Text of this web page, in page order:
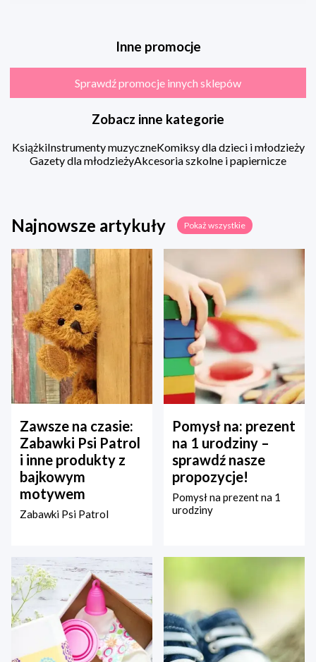
Inne promocje
Sprawdź promocje innych sklepów
Zobacz inne kategorie
KsiążkiInstrumenty muzyczneKomiksy dla dzieci i młodzieży
Gazety dla młodzieżyAkcesoria szkolne i papiernicze
Najnowsze artykuły Pokaż wszystkie
Zawsze na czasie:
Zabawki Psi Patrol
i inne produkty z
bajkowym
motywem
Zabawki Psi Patrol
Pomysł na: prezent
na 1 urodziny –
sprawdź nasze
propozycje!
Pomysł na prezent na 1
urodziny